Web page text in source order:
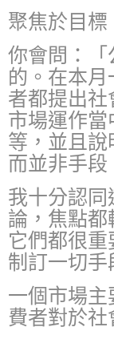
聚焦於目標
你會問：「
的。在本
者都提出
市場運作
等，並且
而並非手段
我十分認
論，焦點
它們都很
制訂一切
一個市場
費者對於